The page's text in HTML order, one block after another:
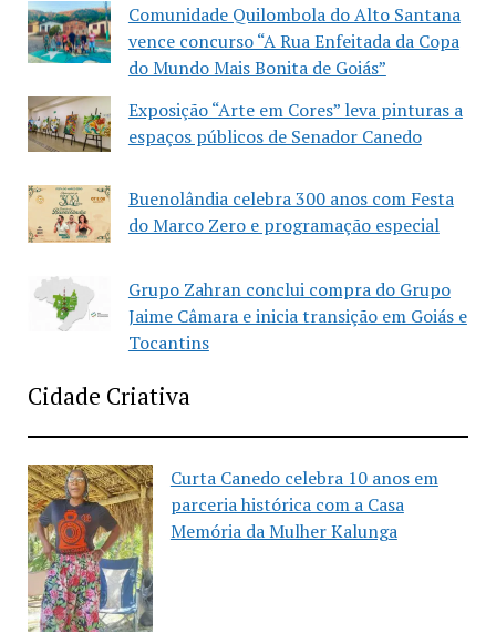
Comunidade Quilombola do Alto Santana
vence concurso “A Rua Enfeitada da Copa
do Mundo Mais Bonita de Goiás”
Exposição “Arte em Cores” leva pinturas a
espaços públicos de Senador Canedo
Buenolândia celebra 300 anos com Festa
do Marco Zero e programação especial
Grupo Zahran conclui compra do Grupo
Jaime Câmara e inicia transição em Goiás e
Tocantins
Cidade Criativa
Curta Canedo celebra 10 anos em
parceria histórica com a Casa
Memória da Mulher Kalunga